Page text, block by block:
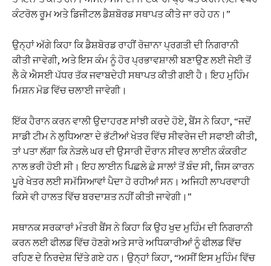
ਕੰਟਰੋਲ ਰੂਮ ਅਤੇ ਡਿਜੀਟਲ ਡੈਸ਼ਬੋਰਡ ਸਥਾਪਤ ਕੀਤੇ ਜਾ ਰਹੇ ਹਨ।”
ਉਨ੍ਹਾਂ ਅੱਗੇ ਕਿਹਾ ਕਿ ਡੈਸ਼ਬੋਰਡ ਰਾਹੀਂ ਰੋਜ਼ਾਨਾ ਪ੍ਰਗਤੀ ਦੀ ਨਿਗਰਾਨੀ
ਕੀਤੀ ਜਾਵੇਗੀ, ਅਤੇ ਇਸ ਕੰਮ ਨੂੰ ਹੋਰ ਪ੍ਰਭਾਵਸ਼ਾਲੀ ਬਣਾਉਣ ਲਈ ਜੇਈ ਤੋਂ
ਲੈ ਕੇ ਐਸਈ ਪੱਧਰ ਤੱਕ ਜਵਾਬਦੇਹੀ ਸਥਾਪਤ ਕੀਤੀ ਗਈ ਹੈ। ਇਹ ਮੁਹਿੰਮ
ਮਿਸ਼ਨ ਮੋਡ ਵਿੱਚ ਚਲਾਈ ਜਾਵੇਗੀ।
ਇੱਕ ਹੈਰਾਨ ਕਰਨ ਵਾਲੀ ਉਦਾਹਰਣ ਸਾਂਝੀ ਕਰਦੇ ਹੋਏ, ਬੈਂਸ ਨੇ ਕਿਹਾ, “ਜਦੋਂ
ਸਾਡੀ ਟੀਮ ਨੇ ਲੁਧਿਆਣਾ ਦੇ ਭੱਟੀਆਂ ਖੇਤਰ ਵਿੱਚ ਸੀਵਰੇਜ ਦੀ ਸਫਾਈ ਕੀਤੀ,
ਤਾਂ ਪਤਾ ਲੱਗਾ ਕਿ ਨੇੜਲੇ ਘਰ ਦੀ ਉਸਾਰੀ ਦੌਰਾਨ ਸੀਵਰ ਲਾਈਨ ਕੰਕਰੀਟ
ਨਾਲ ਭਰੀ ਹੋਈ ਸੀ। ਇਹ ਲਾਈਨ ਪਿਛਲੇ ਛੇ ਸਾਲਾਂ ਤੋਂ ਬੰਦ ਸੀ, ਜਿਸ ਕਾਰਨ
ਪੂਰੇ ਖੇਤਰ ਲਈ ਸਮੱਸਿਆਵਾਂ ਪੈਦਾ ਹੋ ਰਹੀਆਂ ਸਨ। ਅਜਿਹੀ ਲਾਪਰਵਾਹੀ
ਕਿਸੇ ਵੀ ਹਾਲਤ ਵਿੱਚ ਬਰਦਾਸ਼ਤ ਨਹੀਂ ਕੀਤੀ ਜਾਵੇਗੀ।”
ਸਥਾਨਕ ਸਰਕਾਰਾਂ ਮੰਤਰੀ ਬੈਂਸ ਨੇ ਕਿਹਾ ਕਿ ਉਹ ਖੁਦ ਮੁਹਿੰਮ ਦੀ ਨਿਗਰਾਨੀ
ਕਰਨ ਲਈ ਫੀਲਡ ਵਿੱਚ ਹੋਣਗੇ ਅਤੇ ਸਾਰੇ ਅਧਿਕਾਰੀਆਂ ਨੂੰ ਫੀਲਡ ਵਿੱਚ
ਰਹਿਣ ਦੇ ਨਿਰਦੇਸ਼ ਦਿੱਤੇ ਗਏ ਹਨ। ਉਨ੍ਹਾਂ ਕਿਹਾ, “ਅਸੀਂ ਇਸ ਮੁਹਿੰਮ ਵਿੱਚ